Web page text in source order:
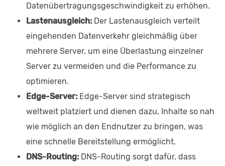
Datenübertragungsgeschwindigkeit zu erhöhen.
Lastenausgleich: Der Lastenausgleich verteilt
eingehenden Datenverkehr gleichmäßig über
mehrere Server, um eine Überlastung einzelner
Server zu vermeiden und die Performance zu
optimieren.
Edge-Server: Edge-Server sind strategisch
weltweit platziert und dienen dazu, Inhalte so nah
wie möglich an den Endnutzer zu bringen, was
eine schnelle Bereitstellung ermöglicht.
DNS-Routing: DNS-Routing sorgt dafür, dass